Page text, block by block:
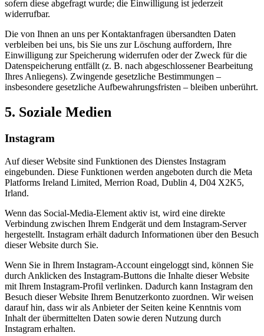
sofern diese abgefragt wurde; die Einwilligung ist jederzeit
widerrufbar.
Die von Ihnen an uns per Kontaktanfragen übersandten Daten
verbleiben bei uns, bis Sie uns zur Löschung auffordern, Ihre
Einwilligung zur Speicherung widerrufen oder der Zweck für die
Datenspeicherung entfällt (z. B. nach abgeschlossener Bearbeitung
Ihres Anliegens). Zwingende gesetzliche Bestimmungen –
insbesondere gesetzliche Aufbewahrungsfristen – bleiben unberührt.
5. Soziale Medien
Instagram
Auf dieser Website sind Funktionen des Dienstes Instagram
eingebunden. Diese Funktionen werden angeboten durch die Meta
Platforms Ireland Limited, Merrion Road, Dublin 4, D04 X2K5,
Irland.
Wenn das Social-Media-Element aktiv ist, wird eine direkte
Verbindung zwischen Ihrem Endgerät und dem Instagram-Server
hergestellt. Instagram erhält dadurch Informationen über den Besuch
dieser Website durch Sie.
Wenn Sie in Ihrem Instagram-Account eingeloggt sind, können Sie
durch Anklicken des Instagram-Buttons die Inhalte dieser Website
mit Ihrem Instagram-Profil verlinken. Dadurch kann Instagram den
Besuch dieser Website Ihrem Benutzerkonto zuordnen. Wir weisen
darauf hin, dass wir als Anbieter der Seiten keine Kenntnis vom
Inhalt der übermittelten Daten sowie deren Nutzung durch
Instagram erhalten.